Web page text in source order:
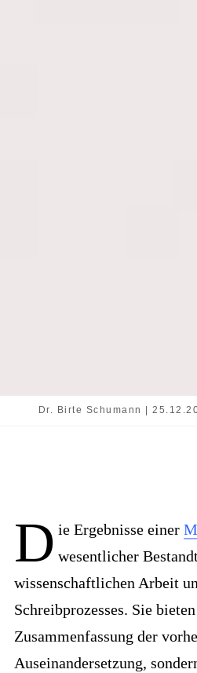
Dr. Birte Schumann |
D ie Ergebnisse einer
wesentlicher
wissenschaftlichen Arbeit
Schreibprozesses. Sie
Zusammenfassung der
Auseinandersetzung,